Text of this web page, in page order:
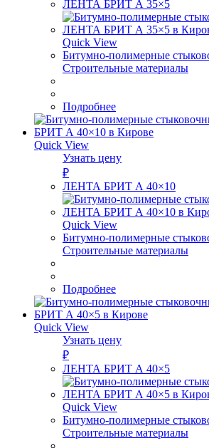
ЛЕНТА БРИТ А 35×5
Quick View
Битумно-полимерные
Строительные материалы
Подробнее
Quick View
Узнать цену
₽
ЛЕНТА БРИТ А 40×10
Quick View
Битумно-полимерные
Строительные материалы
Подробнее
Quick View
Узнать цену
₽
ЛЕНТА БРИТ А 40×5
Quick View
Битумно-полимерные
Строительные материалы